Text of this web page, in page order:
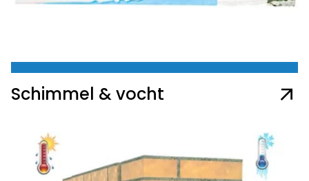
Schimmel & vocht